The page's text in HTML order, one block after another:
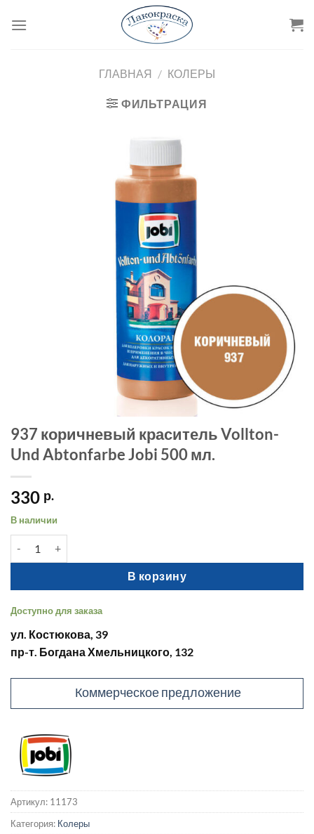
ГЛАВНАЯ / КОЛЕРЫ
ФИЛЬТРАЦИЯ
937 коричневый краситель Vollton-
Und Abtonfarbe Jobi 500 мл.
330 р.
В наличии
В корзину
Доступно для заказа
ул. Костюкова, 39
пр-т. Богдана Хмельницкого, 132
Коммерческое предложение
Артикул: 11173
Категория: Колеры